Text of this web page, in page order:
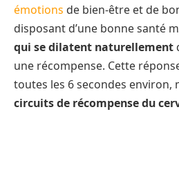
émotions de bien-être et de
disposant d’une bonne santé
qui se dilatent naturellement
une récompense. Cette
toutes les 6 secondes environ,
circuits de récompense du